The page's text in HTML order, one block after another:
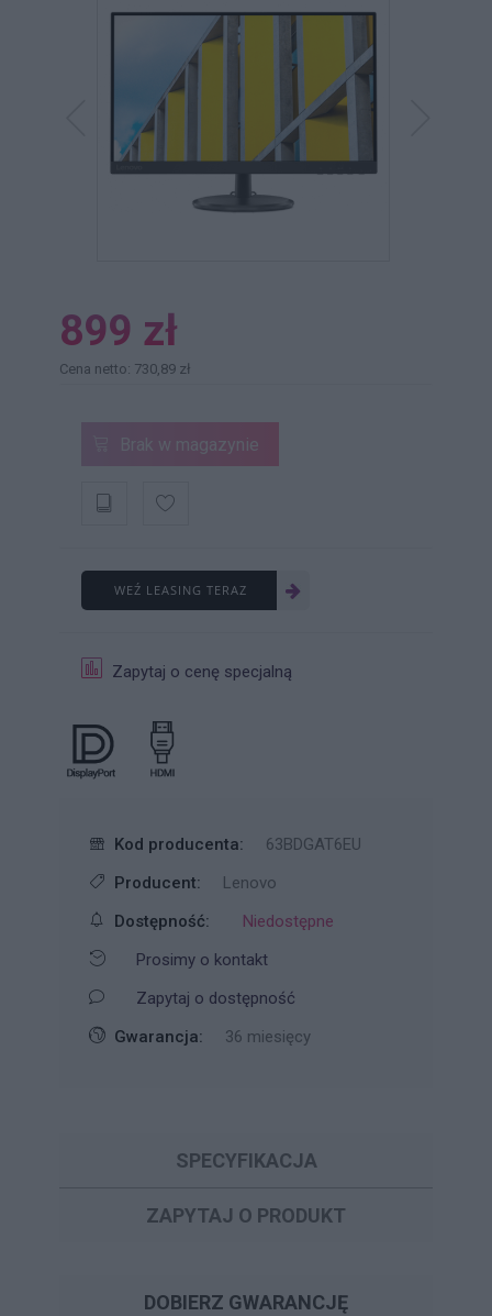
899 zł
Cena netto: 730,89 zł
Brak w magazynie
WEŹ LEASING TERAZ
Zapytaj o cenę specjalną
Kod producenta:
63BDGAT6EU
Producent:
Lenovo
Dostępność:
Niedostępne
Prosimy o kontakt
Zapytaj o dostępność
Gwarancja:
36 miesięcy
SPECYFIKACJA
ZAPYTAJ O PRODUKT
DOBIERZ GWARANCJĘ